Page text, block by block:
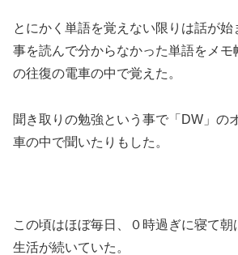
とにかく単語を覚えない限りは話が
事を読んで分からなかった単語をメモ
の往復の電車の中で覚えた。
聞き取りの勉強という事で「DW」の
車の中で聞いたりもした。
この頃はほぼ毎日、０時過ぎに寝て朝
生活が続いていた。